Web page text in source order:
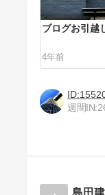
ブログお引越
4年前
週間IN:
島田